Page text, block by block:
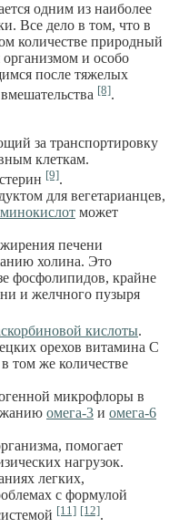
одним из наиболее
Все дело в том, что в
количестве природный
организмом и особо
после тяжелых
[8].
за транспортировку
клеткам.
[9].
для вегетарианцев,
может
печени
холина. Это
фосфолипидов, крайне
и желчного пузыря
кислоты.
орехов витамина С
том же количестве
микрофлоры в
омега-3 и омега-6
помогает
нагрузок.
легких,
с формулой
[11] [12].